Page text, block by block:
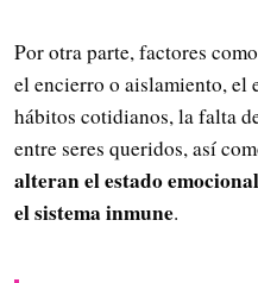
Por otra parte, factores
el encierro o aislamiento, el
hábitos cotidianos, la falta
entre seres queridos, así
alteran el estado
el sistema inmune.